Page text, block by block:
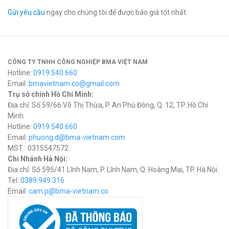
Gửi yêu cầu ngay cho chúng tôi để được báo giá tốt nhất.
CÔNG TY TNHH CÔNG NGHIỆP BMA VIỆT NAM
Hotline: 0919.540.660
Email: bmavietnam.co@gmail.com
Trụ sở chính Hồ Chí Minh:
Địa chỉ: Số 59/66 Võ Thị Thừa, P. An Phú Đông, Q. 12, TP. Hồ Chí
Minh.
Hotline: 0919.540.660
Email: phuong.d@bma-vietnam.com
MST : 0315547572
Chi Nhánh Hà Nội:
Địa chỉ: Số 595/41 Lĩnh Nam, P. Lĩnh Nam, Q. Hoàng Mai, TP. Hà Nội.
Tel: 0389.949.316
Email: cam.p@bma-vietnam.co